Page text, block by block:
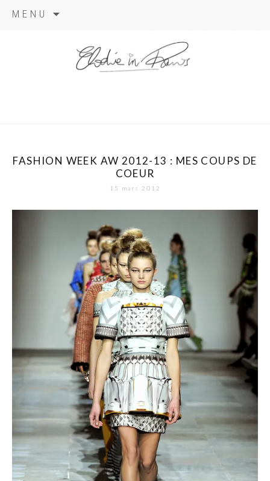
MENU
FASHION WEEK AW 2012-13 : MES COUPS DE
COEUR
15 mars 2012